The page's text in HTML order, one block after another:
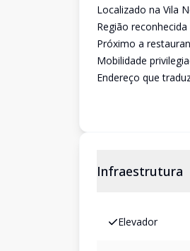
Localizado na Vila
Região
Próximo a
Mobilidade
Endereço que
Infraestrutura
Elevador